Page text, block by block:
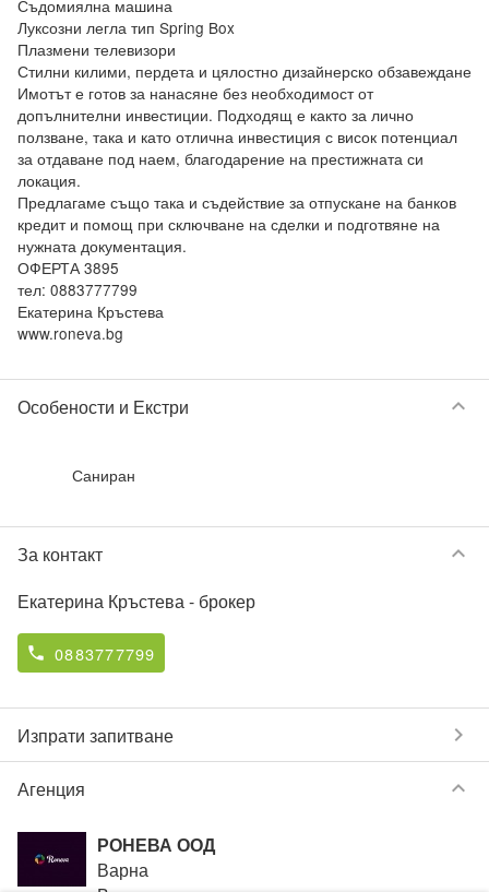
Съдомиялна машина
Луксозни легла тип Spring Box
Плазмени телевизори
Стилни килими, пердета и цялостно дизайнерско обзавеждане
Имотът е готов за нанасяне без необходимост от
допълнителни инвестиции. Подходящ е както за лично
ползване, така и като отлична инвестиция с висок потенциал
за отдаване под наем, благодарение на престижната си
локация.
Предлагаме също така и съдействие за отпускане на банков
кредит и помощ при сключване на сделки и подготвяне на
нужната документация.
ОФЕРТА 3895
тел: 0883777799
Екатерина Кръстева
Особености и Екстри keyboard_arrow_down
Саниран
За контакт keyboard_arrow_down
Екатерина Кръстева- брокер
phone 0883777799
Изпрати запитване chevron_right
Агенция keyboard_arrow_down
РОНЕВА ООД
Варна